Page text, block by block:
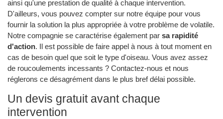
ainsi qu'une prestation de qualité à chaque intervention.
D'ailleurs, vous pouvez compter sur notre équipe pour vous
fournir la solution la plus appropriée à votre problème de volatile.
Notre compagnie se caractérise également par sa rapidité
d'action. Il est possible de faire appel à nous à tout moment en
cas de besoin quel que soit le type d'oiseau. Vous avez assez
de roucoulements incessants ? Contactez-nous et nous
réglerons ce désagrément dans le plus bref délai possible.
Un devis gratuit avant chaque
intervention